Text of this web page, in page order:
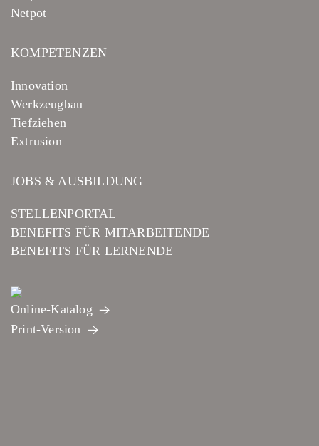
Netpot
KOMPETENZEN
Innovation
Werkzeugbau
Tiefziehen
Extrusion
JOBS & AUSBILDUNG
STELLENPORTAL
BENEFITS FÜR MITARBEITENDE
BENEFITS FÜR LERNENDE
Online-Katalog
Print-Version